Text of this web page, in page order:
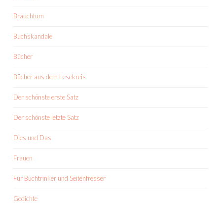
Brauchtum
Buchskandale
Bücher
Bücher aus dem Lesekreis
Der schönste erste Satz
Der schönste letzte Satz
Dies und Das
Frauen
Für Buchtrinker und Seitenfresser
Gedichte